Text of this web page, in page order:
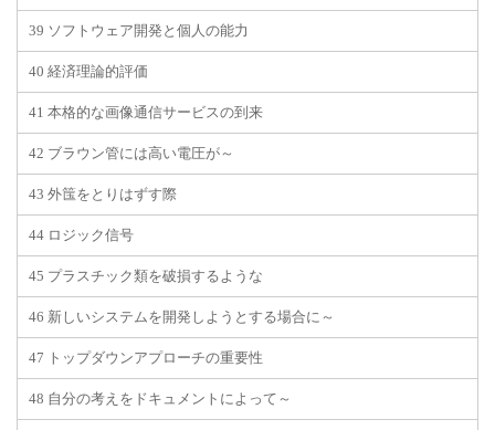
39 ソフトウェア開発と個人の能力
40 経済理論的評価
41 本格的な画像通信サービスの到来
42 ブラウン管には高い電圧が～
43 外筺をとりはずす際
44 ロジック信号
45 プラスチック類を破損するような
46 新しいシステムを開発しようとする場合に～
47 トップダウンアプローチの重要性
48 自分の考えをドキュメントによって～